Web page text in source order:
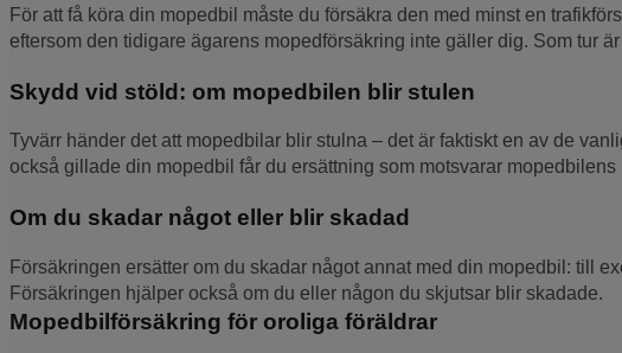
För att få köra din mopedbil måste du försäkra den med minst en
eftersom den tidigare ägarens mopedförsäkring inte gäller dig. Som tur
Skydd vid stöld: om mopedbilen blir stulen
Tyvärr händer det att mopedbilar blir stulna – det är faktiskt en av de
också gillade din mopedbil får du ersättning som motsvarar mopedbilens
Om du skadar något eller blir skadad
Försäkringen ersätter om du skadar något annat med din mopedbil: till
Försäkringen hjälper också om du eller någon du skjutsar blir skadade.
Mopedbilförsäkring för oroliga föräldrar